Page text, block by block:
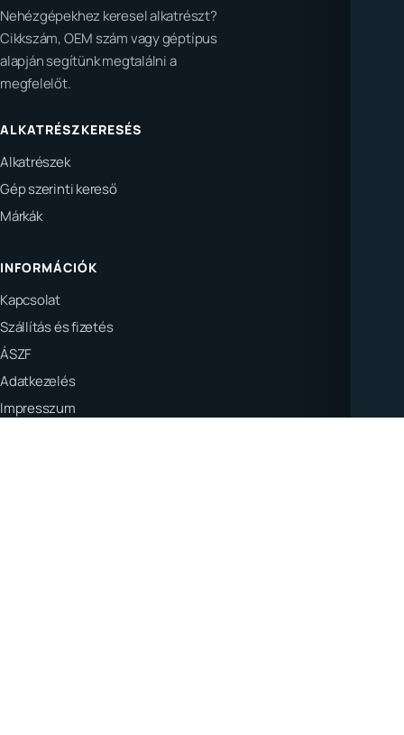
Nehézgépekhez keresel alkatrészt?
Cikkszám, OEM szám vagy géptípus
alapján segítünk megtalálni a
megfelelőt.
ALKATRÉSZKERESÉS
Alkatrészek
Gép szerinti kereső
Márkák
INFORMÁCIÓK
Kapcsolat
Szállítás és fizetés
ÁSZF
Adatkezelés
Impresszum